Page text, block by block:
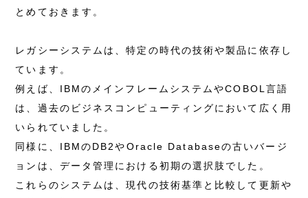
とめておきます。
レガシーシステムは、特定の時代の技術や製品に依存し
ています。
例えば、IBMのメインフレームシステムやCOBOL言語
は、過去のビジネスコンピューティングにおいて広く用
いられていました。
同様に、IBMのDB2やOracle Databaseの古いバージ
ョンは、データ管理における初期の選択肢でした。
これらのシステムは、現代の技術基準と比較して更新や